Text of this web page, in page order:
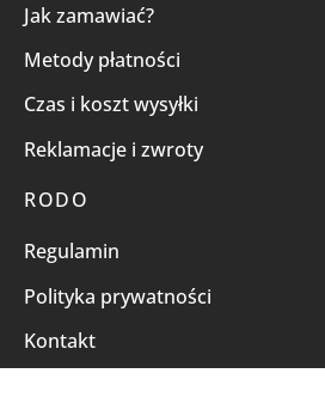
Jak zamawiać?
Metody płatności
Czas i koszt wysyłki
Reklamacje i zwroty
RODO
Regulamin
Polityka prywatności
Kontakt